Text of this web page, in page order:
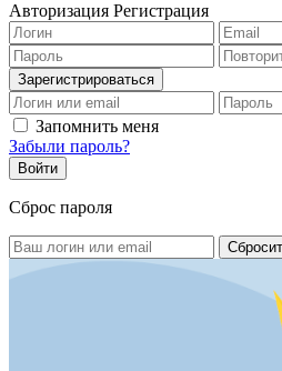
Авторизация Регистрация
Запомнить меня
Забыли пароль?
Сброс пароля